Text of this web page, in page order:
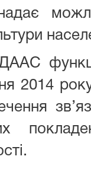
2014